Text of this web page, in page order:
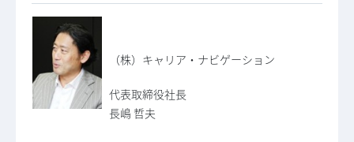
（株）キャリア・ナビゲーション
代表取締役社長
長嶋 哲夫